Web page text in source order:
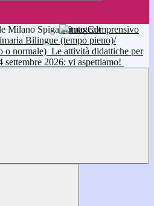
Istituto Comprensivo
Bilingue (tempo pieno)/
o normale) Le attività didattiche per
2026: vi aspettiamo!